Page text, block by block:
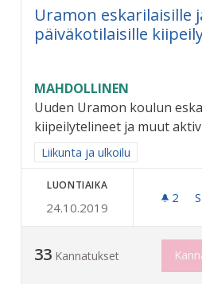
Uramon eskarilaisille
päiväkotilaisille
MAHDOLLINEN
Uuden Uramon koulun
kiipeilytelineet ja muut
Rajaa tulokset aihepiirin
Liikunta ja ulkoilu
LUONTIAIKA
24.10.2019
2
33 Kannatukset